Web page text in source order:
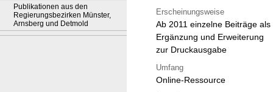
Publikationen aus den
Regierungsbezirken Münster,
Arnsberg und Detmold
Erscheinungsweise
Ab 2011 einzelne Beiträge als
Ergänzung und Erweiterung
zur Druckausgabe
Umfang
Online-Ressource